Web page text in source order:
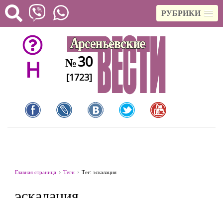
РУБРИКИ
H №30
[1723]
Главная страница Теги Тег: эскалация